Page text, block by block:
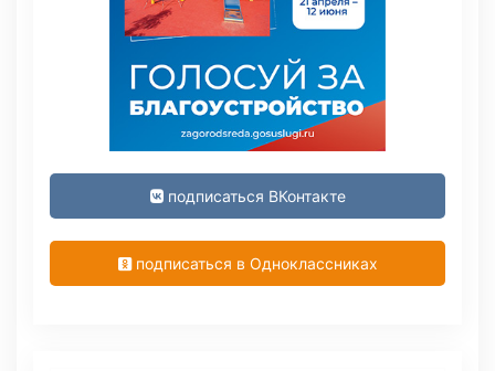
подписаться ВКонтакте
подписаться в Одноклассниках